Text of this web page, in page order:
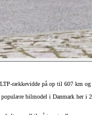
rækkevidde på op til 607 km
bilmodel i Danmark